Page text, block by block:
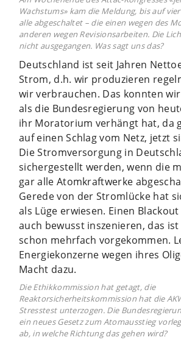
Wachstums» kam die Meldung, bis auf
alle abgeschaltet – die einen wegen des
anderen wegen Revisionsarbeiten. Die
nicht ausgegangen. Was sagt uns das?
Deutschland ist seit Jahren
Strom, d.h. wir produzieren
wir verbrauchen. Das konnten
als die Bundesregierung von
ihr Moratorium verhängt hat, da
auf einen Schlag vom Netz, jetzt
Die Stromversorgung in
sichergestellt werden, wenn die
gar alle Atomkraftwerke
Gerede von der Stromlücke hat
als Lüge erwiesen. Einen
auch bewusst inszenieren, das ist
schon mehrfach vorgekommen.
Energiekonzerne wegen ihres
Macht dazu.
Die Ethikkommission hat getagt, die
Reaktorsicherheitskommission hat die
Stresstest unterzogen. Die
ein neues Gesetz zum Atomausstieg
ab, in welche Richtung das gehen wird?